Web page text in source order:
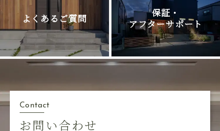
よくあるご質問
保証・
アフターサポート
Contact
お問い合わせ